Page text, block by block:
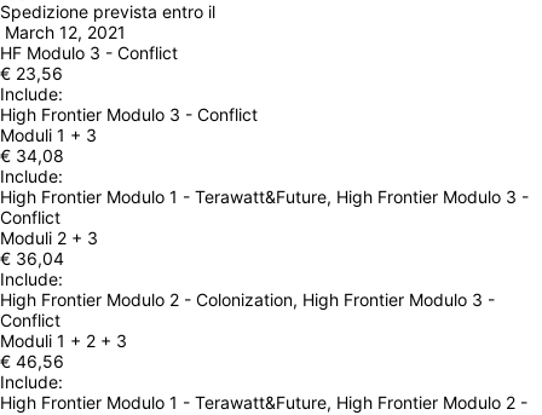
Spedizione prevista entro il
March 12, 2021
HF Modulo 3 - Conflict
€ 23,56
Include:
High Frontier Modulo 3 - Conflict
Moduli 1 + 3
€ 34,08
Include:
High Frontier Modulo 1 - Terawatt&Future, High Frontier Modulo 3 -
Conflict
Moduli 2 + 3
€ 36,04
Include:
High Frontier Modulo 2 - Colonization, High Frontier Modulo 3 -
Conflict
Moduli 1 + 2 + 3
€ 46,56
Include:
High Frontier Modulo 1 - Terawatt&Future, High Frontier Modulo 2 -